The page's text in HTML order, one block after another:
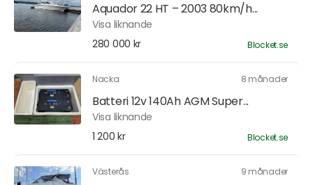
Aquador 22 HT – 2003 80km/h...
Visa liknande
280 000 kr
Blocket.se
Nacka 8 månader
Batteri 12v 140Ah AGM Super...
Visa liknande
1 200 kr
Blocket.se
Västerås 9 månader